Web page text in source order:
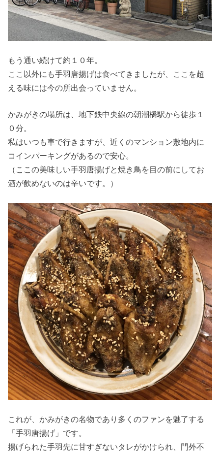
もう通い続けて約１０年。
ここ以外にも手羽唐揚げは食べてきましたが、ここを超
える味には今の所出会っていません。
かみがきの場所は、地下鉄中央線の朝潮橋駅から徒歩１
０分。
私はいつも車で行きますが、近くのマンション敷地内に
コインパーキングがあるので安心。
（ここの美味しい手羽唐揚げと焼き鳥を目の前にしてお
酒が飲めないのは辛いです。）
これが、かみがきの名物であり多くのファンを魅了する
「手羽唐揚げ」です。
揚げられた手羽先に甘すぎないタレがかけられ、門外不